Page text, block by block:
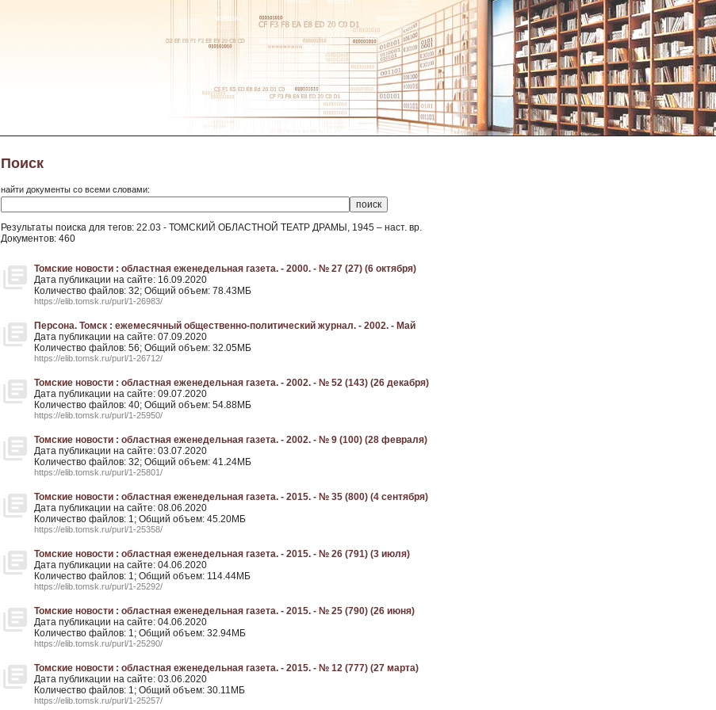
Поиск
найти документы со всеми словами:
Результаты поиска для тегов: 22.03 - ТОМСКИЙ ОБЛАСТНОЙ ТЕАТР ДРАМЫ, 1945 – наст. вр.
Документов: 460
Томские новости : областная еженедельная газета. - 2000. - № 27 (27) (6 октября)
Дата публикации на сайте: 16.09.2020
Количество файлов: 32; Общий объем: 78.43МБ
https://elib.tomsk.ru/purl/1-26983/
Персона. Томск : ежемесячный общественно-политический журнал. - 2002. - Май
Дата публикации на сайте: 07.09.2020
Количество файлов: 56; Общий объем: 32.05МБ
https://elib.tomsk.ru/purl/1-26712/
Томские новости : областная еженедельная газета. - 2002. - № 52 (143) (26 декабря)
Дата публикации на сайте: 09.07.2020
Количество файлов: 40; Общий объем: 54.88МБ
https://elib.tomsk.ru/purl/1-25950/
Томские новости : областная еженедельная газета. - 2002. - № 9 (100) (28 февраля)
Дата публикации на сайте: 03.07.2020
Количество файлов: 32; Общий объем: 41.24МБ
https://elib.tomsk.ru/purl/1-25801/
Томские новости : областная еженедельная газета. - 2015. - № 35 (800) (4 сентября)
Дата публикации на сайте: 08.06.2020
Количество файлов: 1; Общий объем: 45.20МБ
https://elib.tomsk.ru/purl/1-25358/
Томские новости : областная еженедельная газета. - 2015. - № 26 (791) (3 июля)
Дата публикации на сайте: 04.06.2020
Количество файлов: 1; Общий объем: 114.44МБ
https://elib.tomsk.ru/purl/1-25292/
Томские новости : областная еженедельная газета. - 2015. - № 25 (790) (26 июня)
Дата публикации на сайте: 04.06.2020
Количество файлов: 1; Общий объем: 32.94МБ
https://elib.tomsk.ru/purl/1-25290/
Томские новости : областная еженедельная газета. - 2015. - № 12 (777) (27 марта)
Дата публикации на сайте: 03.06.2020
Количество файлов: 1; Общий объем: 30.11МБ
https://elib.tomsk.ru/purl/1-25257/